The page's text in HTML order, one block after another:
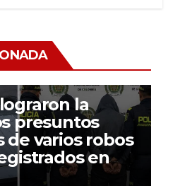
la
presuntos
de varios robos
en